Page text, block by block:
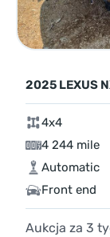
2025 LEXUS
4x4
4 244 mile
Automatic
Front end
Aukcja za 3